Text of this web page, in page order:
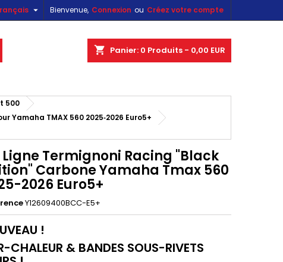
Bienvenue, Connexion ou Créez votre compte

shopping_cart Panier: 0 Produits - 0,00 EUR
500
Yamaha TMAX 560 2025‑2026 Euro5+
Ligne Termignoni Racing "Black
Carbone Yamaha Tmax 560
2026 Euro5+
Y12609400BCC-E5+
!
CHALEUR & BANDES SOUS-RIVETS